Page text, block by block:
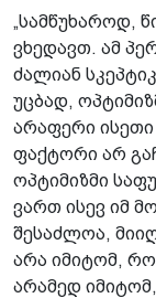
„სამწუხაროდ,
ვხედავთ. ამ
ძალიან
უცბად,
არაფერი
ფაქტორი არ
ოპტიმიზმი
ვართ ისევ იმ
შესაძლოა,
არა იმიტომ,
არამედ